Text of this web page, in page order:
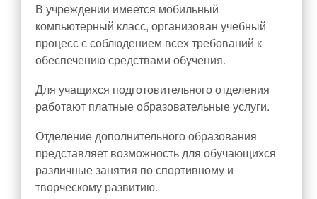
В учреждении имеется мобильный
компьютерный класс, организован учебный
процесс с соблюдением всех требований к
обеспечению средствами обучения.
Для учащихся подготовительного отделения
работают платные образовательные услуги.
Отделение дополнительного образования
представляет возможность для обучающихся
различные занятия по спортивному и
творческому развитию.